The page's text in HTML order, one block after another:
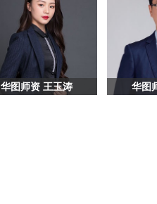
华图师资 王玉涛 华图